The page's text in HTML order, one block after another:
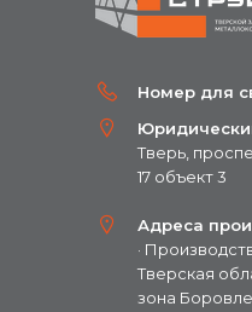
Номер для
Тверь,
17 объект 3
Адреса
·
Тверская
зона